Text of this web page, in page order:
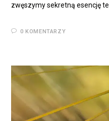
zwęszymy sekretną esencję
0 KOMENTARZY